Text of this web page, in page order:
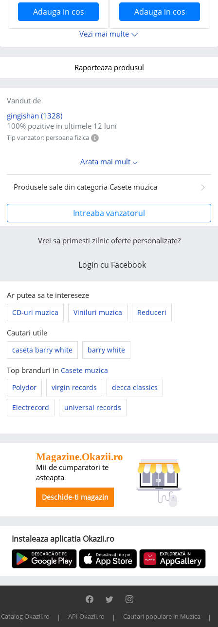
Adauga in cos
Adauga in cos
Vezi mai multe
Raporteaza produsul
Vandut de
gingishan (1328)
100% pozitive in ultimele 12 luni
Tip vanzator: persoana fizica
Arata mai mult
Produsele sale din categoria Casete muzica
Intreaba vanzatorul
Vrei sa primesti zilnic oferte personalizate?
Login cu Facebook
Ar putea sa te intereseze
CD-uri muzica Viniluri muzica Reduceri
Cautari utile
caseta barry white barry white
Top branduri in Casete muzica
Polydor
virgin records decca classics
Electrecord universal records
Magazine.Okazii.ro
Mii de cumparatori te
asteapta
Deschide-ti magazin
Instaleaza aplicatia Okazii.ro
Catalog Okazii.ro API Okazii.ro
Cautari populare in Muzica